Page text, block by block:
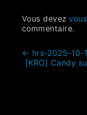
Vous devez
commentaire.
← hrs-2025-10-
[KRO] Candy